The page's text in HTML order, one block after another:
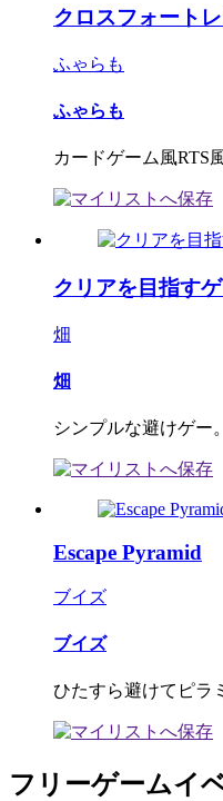
クロスフォート
ふゃらも
ふゃらも
カードゲーム風RTS
クリアを目指す
畑
畑
シンプルな避けゲー
Escape Pyramid
ブイズ
ブイズ
ひたすら避けてピラ
フリーゲームイ